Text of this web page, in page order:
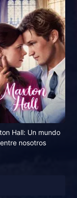
Hall: Un mundo
entre nosotros